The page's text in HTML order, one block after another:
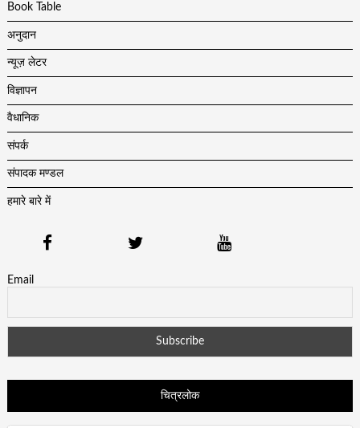
Book Table
अनुदान
न्यूज़ लेटर
विज्ञापन
वैधानिक
संपर्क
संपादक मण्डल
हमारे बारे में
Email
चित्रलोक